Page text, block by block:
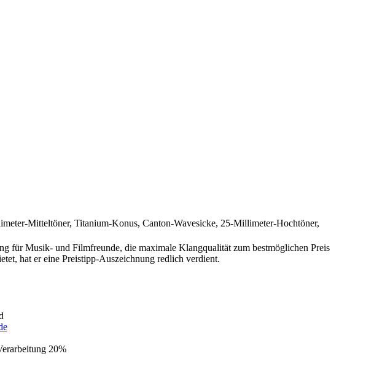
Mitteltöner, Titanium-Konus, Canton-Wavesicke, 25-Millimeter-Hochtöner,
für Musik- und Filmfreunde, die maximale Klangqualität zum bestmöglichen Preis
hat er eine Preistipp-Auszeichnung redlich verdient.
20%